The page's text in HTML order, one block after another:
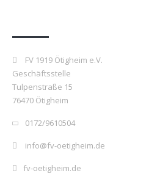
FV 1919 Ötigheim e.V.
Geschäftsstelle
Tulpenstraße 15
76470 Ötigheim
0172/9610504
info@fv-oetigheim.de
fv-oetigheim.de